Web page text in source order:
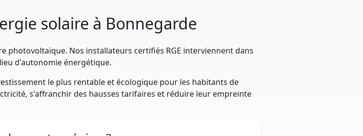
solaire à Bonnegarde
photovoltaïque. Nos installateurs certifiés RGE interviennent dans
d'autonomie énergétique.
le plus rentable et écologique pour les habitants de
s'affranchir des hausses tarifaires et réduire leur empreinte